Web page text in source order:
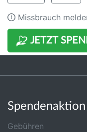
JETZT
Missbrauch
Spendenaktion
Gebühren